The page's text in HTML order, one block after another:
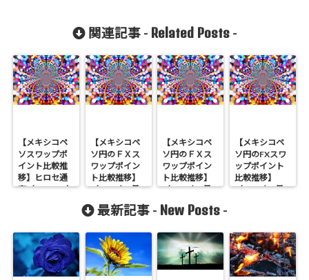
関連記事 - Related Posts-
【メキシコペ
ソスワップポ
イント比較推
移】ヒロセ通
商（LION FX）
績）
【メキシコペ
ソ円のＦＸス
ワップポイン
ト比較推移】
（2019年3月
31日実績）
【メキシコペ
ソ円のＦＸス
ワップポイン
ト比較推移】
（2019年3月4
実績）
【メキシコペ
ソ円のFXスワ
ップポイント
比較推移】
（2019年9月2
最新記事 - New Posts -